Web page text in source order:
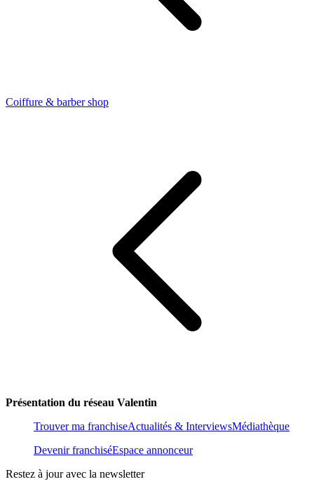
Coiffure & barber shop
Présentation du réseau Valentin
Trouver ma franchiseActualités & InterviewsMédiathèque
Devenir franchiséEspace annonceur
Restez à jour avec la newsletter